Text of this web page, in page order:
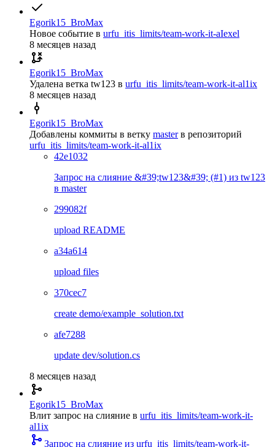
Egorik15_BroMax
Новое событие в urfu_itis_limits/team-work-it-aIexel
8 месяцев назад
Egorik15_BroMax
Удалена ветка tw123 в urfu_itis_limits/team-work-it-al1ix
8 месяцев назад
Egorik15_BroMax
Добавлены коммиты в ветку master в репозиторий
urfu_itis_limits/team-work-it-al1ix
42e1032
Запрос на слияние &#39;tw123&#39; (#1) из tw123
в master
299082f
upload README
a34a614
upload files
370cec7
create demo/example_solution.txt
afe7288
update dev/solution.cs
8 месяцев назад
Egorik15_BroMax
Влит запрос на слияние в urfu_itis_limits/team-work-it-
al1ix
Запрос на слияние из urfu_itis_limits/team-work-it-